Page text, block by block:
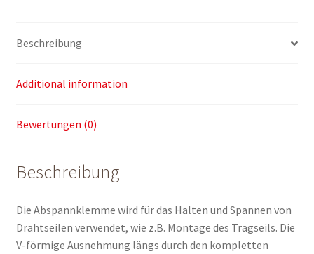
Beschreibung
Additional information
Bewertungen (0)
Beschreibung
Die Abspannklemme wird für das Halten und Spannen von
Drahtseilen verwendet, wie z.B. Montage des Tragseils. Die
V-förmige Ausnehmung längs durch den kompletten